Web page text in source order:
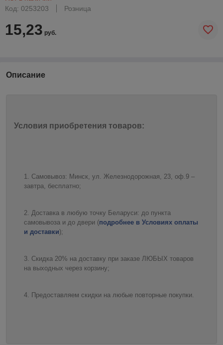
Код: 0253203
Розница
15,23 руб.
Описание
Условия приобретения товаров:
Самовывоз: Минск, ул. Железнодорожная, 23, оф.9 –
завтра, бесплатно;
Доставка в любую точку Беларуси: до пункта
самовывоза и до двери (подробнее в Условиях оплаты
и доставки);
Скидка 20% на доставку при заказе ЛЮБЫХ товаров
на выходных через корзину;
Предоставляем скидки на любые повторные покупки.